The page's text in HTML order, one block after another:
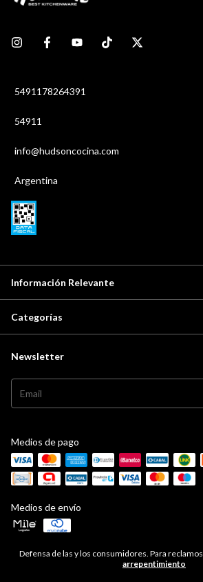
5491178264391
54911
info@hudsoncocina.com
Argentina
Información Relevante
Categorías
Newsletter
Medios de pago
Medios de envío
Defensa de las y los consumidores. Para reclamos
arrepentimiento